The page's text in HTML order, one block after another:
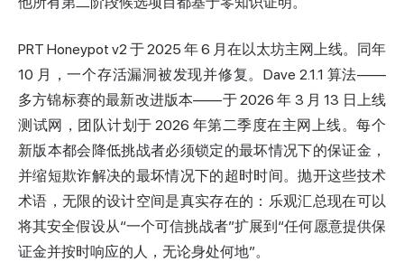
PRT Honeypot v2 于 2025 年 6 月在以太坊主网上线。同年
10 月，一个存活漏洞被发现并修复。Dave 2.1.1 算法——
多方锦标赛的最新改进版本——于 2026 年 3 月 13 日上线
测试网，团队计划于 2026 年第二季度在主网上线。每个
新版本都会降低挑战者必须锁定的最坏情况下的保证金，
并缩短欺诈解决的最坏情况下的超时时间。抛开这些技术
术语，无限的设计空间是真实存在的：乐观汇总现在可以
将其安全假设从“一个可信挑战者”扩展到“任何愿意提供保
证金并按时响应的人，无论身处何地”。